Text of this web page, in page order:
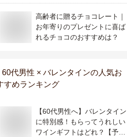
高齢者に贈るチョコレート｜
お年寄りのプレゼントに喜ば
れるチョコのおすすめは？
60代男性 × バレンタインの人気お
すめランキング
【60代男性へ】バレンタイン
に特別感！もらってうれしい
ワインギフトはどれ？【予算